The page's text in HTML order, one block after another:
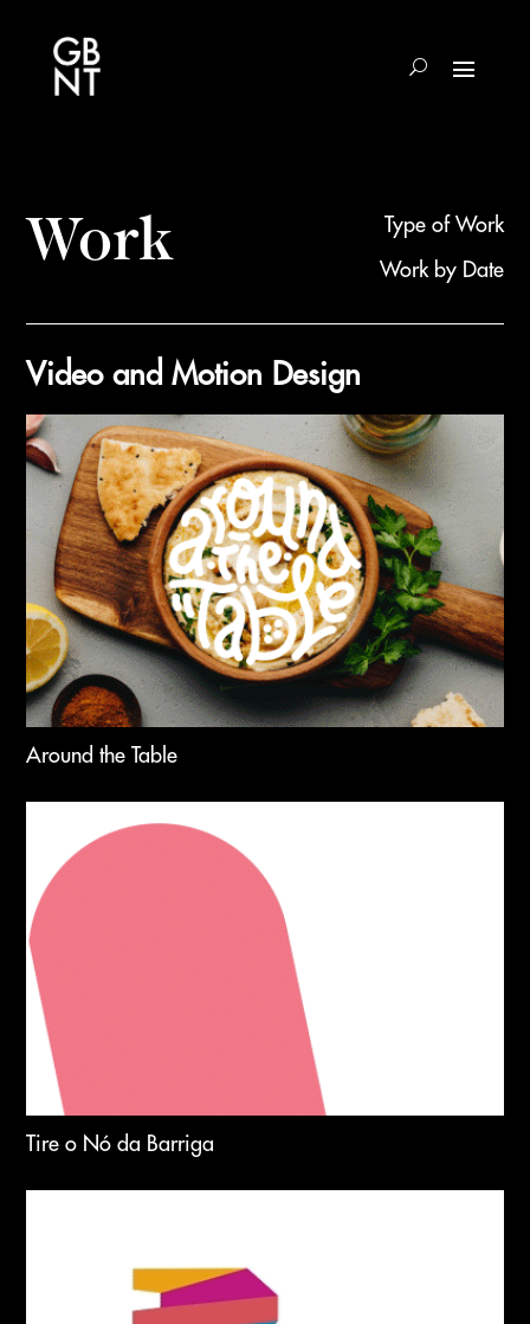
Work Type of Work
Work by Date
Video and Motion Design
Around the Table
Tire o Nó da Barriga
Results
updated.
Showing